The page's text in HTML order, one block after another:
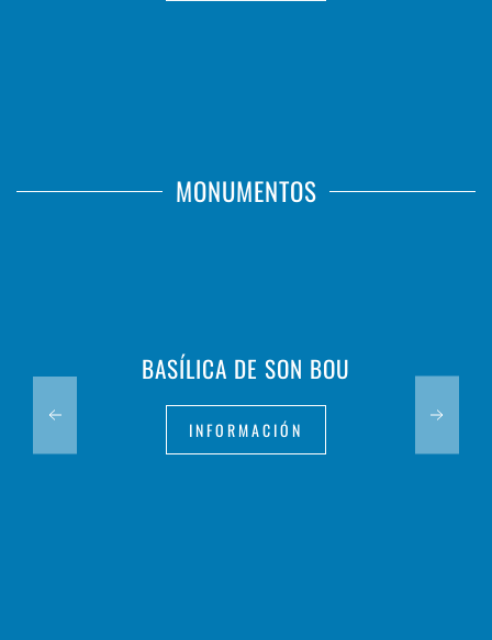
MONUMENTOS
BASÍLICA DE SON BOU
INFORMACIÓN